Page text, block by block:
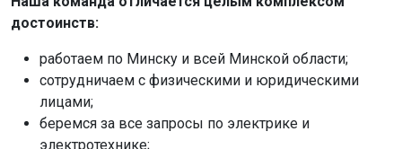
достоинств:
работаем по Минску и всей Минской области;
сотрудничаем с физическими и юридическими
лицами;
беремся за все запросы по электрике и
электротехнике;